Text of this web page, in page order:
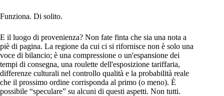
Funziona. Di solito.
E il luogo di provenienza? Non fate finta che sia una nota a
piè di pagina. La regione da cui ci si rifornisce non è solo una
voce di bilancio; è una compressione o un'espansione dei
tempi di consegna, una roulette dell'esposizione tariffaria,
differenze culturali nel controllo qualità e la probabilità reale
che il prossimo ordine corrisponda al primo (o meno). È
possibile “speculare” su alcuni di questi aspetti. Non tutti.